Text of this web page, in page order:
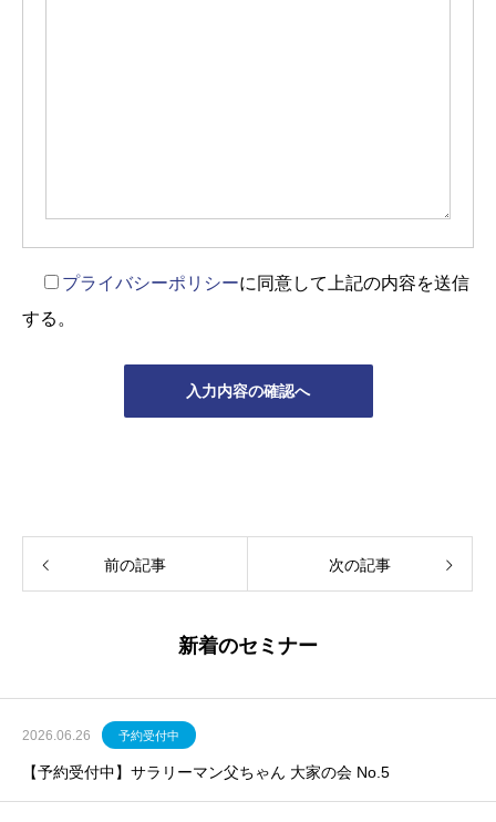
プライバシーポリシーに同意して上記の内容を送信
する。
前の記事 次の記事
新着のセミナー
2026.06.26 予約受付中
【予約受付中】サラリーマン父ちゃん 大家の会 No.5